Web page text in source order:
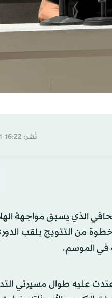
نُشر: 16:22-11 مايو 2026 م ـ 25 ذو القِعدة 1447 هـ
يسبق مواجهة الهلال
من التتويج بلقب
في الموسم.
عليه طوال مسيرتي